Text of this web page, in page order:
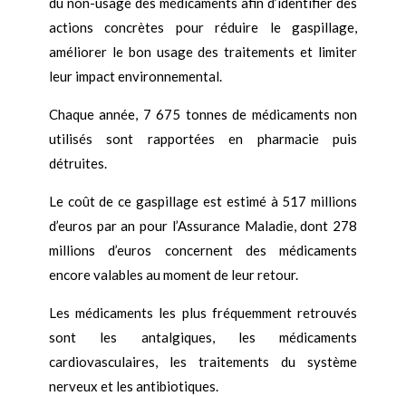
actions concrètes pour réduire le gaspillage,
améliorer le bon usage des traitements et limiter
leur impact environnemental.
Chaque année, 7 675 tonnes de médicaments non
utilisés sont rapportées en pharmacie puis
détruites.
Le coût de ce gaspillage est estimé à 517 millions
d’euros par an pour l’Assurance Maladie, dont 278
millions d’euros concernent des médicaments
encore valables au moment de leur retour.
Les médicaments les plus fréquemment retrouvés
sont les antalgiques, les médicaments
cardiovasculaires, les traitements du système
nerveux et les antibiotiques.